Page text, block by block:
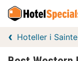
Hoteller i